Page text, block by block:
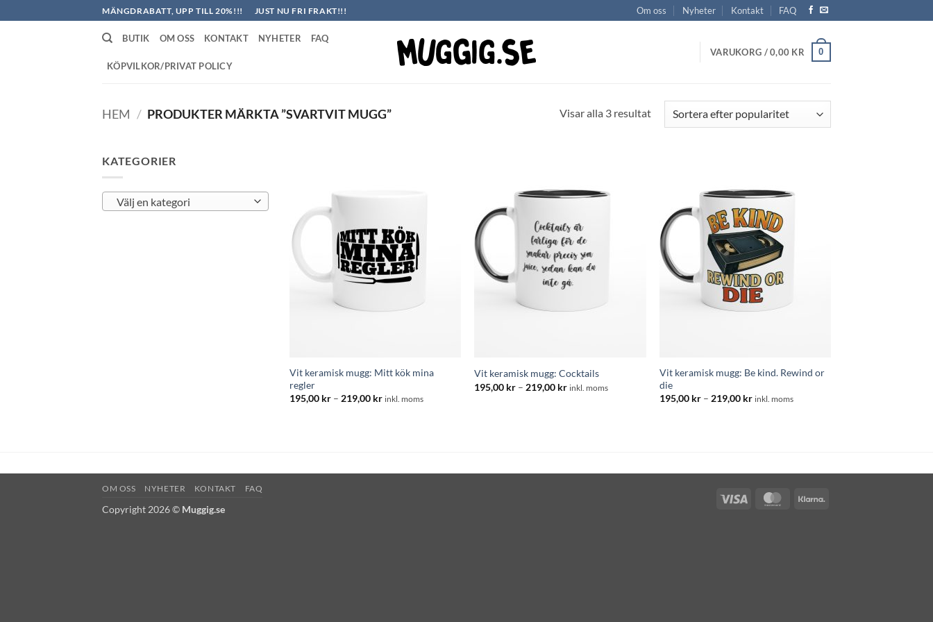
to
MÄNGDRABATT, UPP TILL 20%!!! JUST NU FRI FRAKT!!! Om oss Nyheter Kontakt FAQ
BUTIK OM OSS KONTAKT NYHETER FAQ
KÖPVILKOR/PRIVAT POLICY
VARUKORG /0,00 KR 0
HEM / PRODUKTER MÄRKTA ”SVARTVIT MUGG” Visar alla 3 resultatSortera
efter
KATEGORIER
Välj en kategori
Vit keramisk mugg: Mitt kök mina
regler
195,00 kr – 219,00 krPrisintervall:
inkl. moms
Vit keramisk mugg: Cocktails
195,00 kr – 219,00 krPrisintervall:
inkl. moms
Vit keramisk mugg: Be kind. Rewind or
die
195,00 kr – 219,00 krPrisintervall:
inkl. moms
Visa MasterCard
OM OSS NYHETER KONTAKT FAQ
Copyright 2026 © Muggig.se